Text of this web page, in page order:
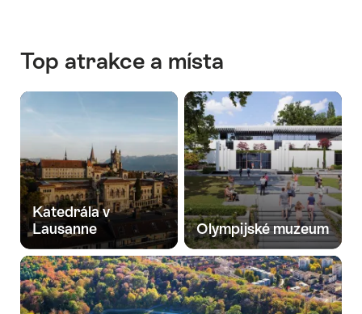
Top atrakce a místa
Katedrála v
Lausanne
Olympijské muzeum